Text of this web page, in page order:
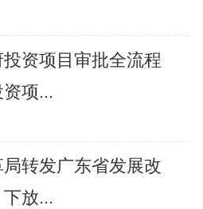
资项目审批全流程
项...
转发广东省发展改
放...